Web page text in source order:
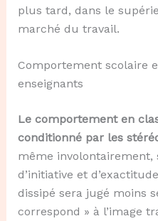
plus tard, dans le
marché du travail.
Comportement scolaire
enseignants
Le comportement en
conditionné par les
même involontairement,
d’initiative et
dissipé sera jugé moins
correspond » à l’image